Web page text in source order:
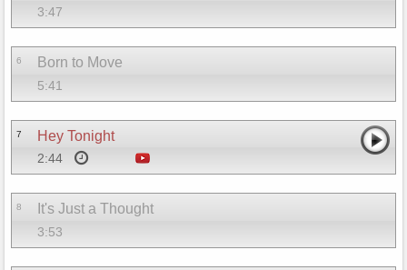
3:47
6 Born to Move
5:41
7 Hey Tonight
2:44
8 It's Just a Thought
3:53